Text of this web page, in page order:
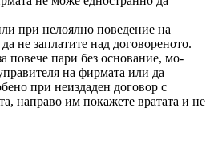
при нелоялно поведение на
не заплатите над договореното.
повече пари без основание, мо-
на фирмата или да
при неиздаден договор с
направо им покажете вратата и не